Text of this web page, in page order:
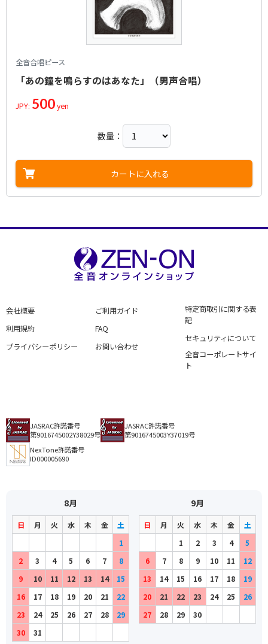
全音合唱ピース
「あの鐘を鳴らすのはあなた」（男声合唱）
JPY: 500yen
数量：
カートに入れる
会社概要
利用規約
プライバシーポリシー
ご利用ガイド
FAQ
お問い合わせ
特定商取引に関する表
記
セキュリティについて
全音コーポレートサイ
ト
JASRAC許諾番号
第9016745002Y38029号
JASRAC許諾番号
第9016745003Y37019号
NexTone許諾番号
ID000005690
8月
日 月 火 水 木 金
土
1
2
3 4 5 6 7
8
9
10 11 12 13 14
15
16
17 18 19 20 21
22
23
24 25 26 27 28
29
30
31
9月
日 月 火 水 木 金
土
1
2 3 4
5
6
7 8 9 10 11
12
13
14 15 16 17 18
19
20
21 22 23 24 25
26
27
28 29 30